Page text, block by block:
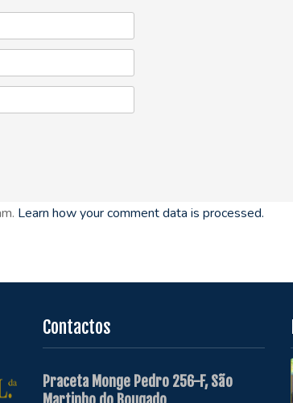
Learn how your comment data is processed.
Contactos
Praceta Monge Pedro 256-F, São